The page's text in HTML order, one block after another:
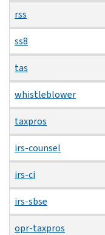
rss
ss8
tas
whistleblower
taxpros
irs-counsel
irs-ci
irs-sbse
opr-taxpros